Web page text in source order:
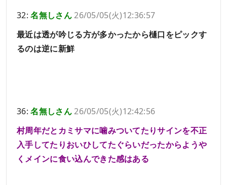
32:名無しさん26/05/05(火)12:36:57
最近は透が吟じる方が多かったから樋口をピックす
るのは逆に新鮮
36:名無しさん26/05/05(火)12:42:56
村周年だとカミサマに噛みついてたりサインを不正
入手してたりおいひしてたぐらいだったからようや
くメインに食い込んできた感はある